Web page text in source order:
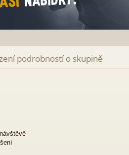
podrobností o skupině